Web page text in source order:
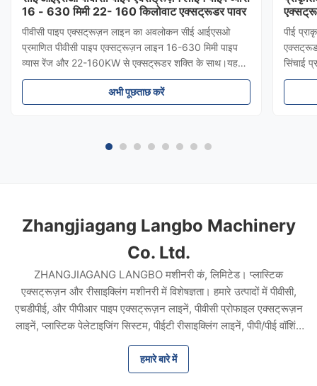
16 - 630 मिमी 22- 160 किलोवाट एक्सट्रूडर पावर
पीवीसी पाइप एक्सट्रूज़न लाइन का अवलोकन सीई आईएसओ
प्रमाणित पीवीसी पाइप एक्सट्रूज़न लाइन 16-630 मिमी पाइप
व्यास रेंज और 22-160KW से एक्सट्रूडर शक्ति के साथ।यह
औद्योगिक ग्रेड उत्पादन लाइन विभिन्न अनुप्रयोगों के लिए उच्च
गुणवत्ता वाले पीवीसी पाइप का निर्माण करती है जिसमें पानी की
अभी पूछताछ करें
पीई
सिंचाई
और
Zhangjiagang Langbo Machinery
Co. Ltd.
ZHANGJIAGANG LANGBO मशीनरी कं, लिमिटेड। प्लास्टिक
एक्सट्रूज़न और रीसाइक्लिंग मशीनरी में विशेषज्ञता। हमारे उत्पादों में पीवीसी,
एचडीपीई, और पीपीआर पाइप एक्सट्रूज़न लाइनें, पीवीसी प्रोफाइल एक्सट्रूज़न
लाइनें, प्लास्टिक पेलेटाइजिंग सिस्टम, पीईटी रीसाइक्लिंग लाइनें, पीपी/पीई वॉशिंग
लाइनें और पाइप बेलिंग मशीनें शामिल हैं। हम दुनिया भर में प्लास्टिक निर्माताओं के
लिए अनुकूलित उत्पादन समाधान, तकनीकी सहायता और विश्वसनीय उपकरण
प्रदान करते हैं।
हमारे बारे में